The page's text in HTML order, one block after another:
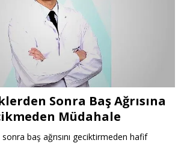
Sonra Baş Ağrısına
Müdahale
baş ağrısını geciktirmeden hafif